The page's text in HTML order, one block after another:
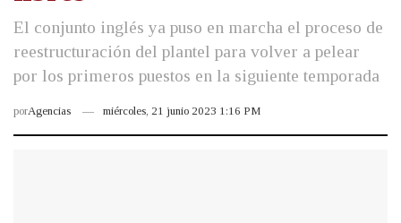
El conjunto inglés ya puso en marcha el proceso de
reestructuración del plantel para volver a pelear
por los primeros puestos en la siguiente temporada
porAgencias miércoles, 21 junio 2023 1:16 PM